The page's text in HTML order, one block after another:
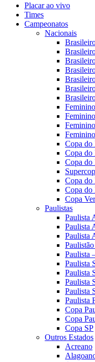
Placar ao vivo
Times
Campeonatos
Nacionais
Copa do
Copa do
Copa do
Copa do
Copa do
Copa
Paulistas
Paulista
Paulista
Paulista
Paulista
Paulista
Paulista
Paulista
Paulista
Paulista
Copa
Copa
Copa SP
Outros Estados
Acreano